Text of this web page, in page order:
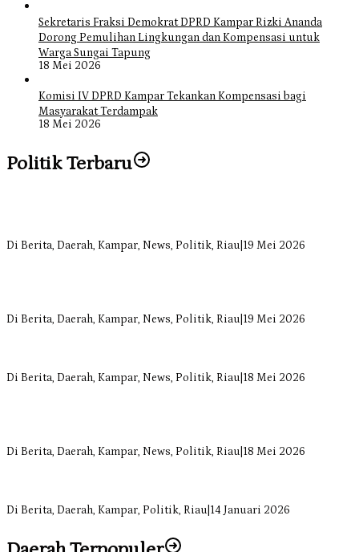
Sekretaris Fraksi Demokrat DPRD Kampar Rizki Ananda
Dorong Pemulihan Lingkungan dan Kompensasi untuk
Warga Sungai Tapung
18 Mei 2026
Komisi IV DPRD Kampar Tekankan Kompensasi bagi
Masyarakat Terdampak
18 Mei 2026
Politik Terbaru
Di Berita, Daerah, Kampar, News, Politik, Riau 19 Mei 2026
Di Berita, Daerah, Kampar, News, Politik, Riau 19 Mei 2026
Di Berita, Daerah, Kampar, News, Politik, Riau 18 Mei 2026
Di Berita, Daerah, Kampar, News, Politik, Riau 18 Mei 2026
Di Berita, Daerah, Kampar, Politik, Riau 14 Januari 2026